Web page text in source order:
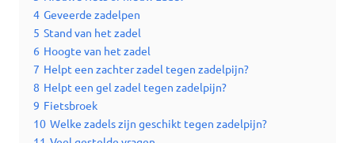
4 Geveerde zadelpen
5 Stand van het zadel
6 Hoogte van het zadel
7 Helpt een zachter zadel tegen zadelpijn?
8 Helpt een gel zadel tegen zadelpijn?
9 Fietsbroek
10 Welke zadels zijn geschikt tegen zadelpijn?